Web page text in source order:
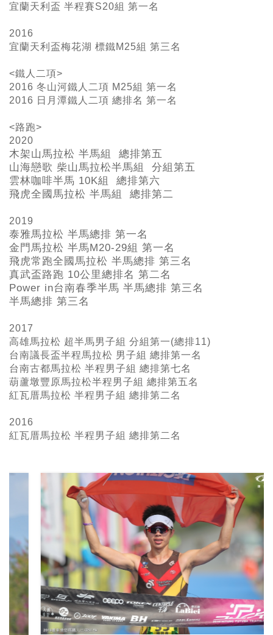
宜蘭天利盃 半程賽S20組 第一名
2016
宜蘭天利盃梅花湖 標鐵M25組 第三名
<鐵人二項>
2016 冬山河鐵人二項 M25組 第一名
2016 日月潭鐵人二項 總排名 第一名
<路跑>
2020
木架山馬拉松 半馬組 總排第五
山海戀歌 柴山馬拉松半馬組 分組第五
雲林咖啡半馬 10K組 總排第六
飛虎全國馬拉松 半馬組 總排第二
2019
泰雅馬拉松 半馬總排 第一名
金門馬拉松 半馬M20-29組 第一名
飛虎常跑全國馬拉松 半馬總排 第三名
真武盃路跑 10公里總排名 第二名
Power in台南春季半馬 半馬總排 第三名
半馬總排 第三名
2017
高雄馬拉松 超半馬男子組 分組第一(總排11)
台南議長盃半程馬拉松 男子組 總排第一名
台南古都馬拉松 半程男子組 總排第七名
葫蘆墩豐原馬拉松半程男子組 總排第五名
紅瓦厝馬拉松 半程男子組 總排第二名
2016
紅瓦厝馬拉松 半程男子組 總排第二名